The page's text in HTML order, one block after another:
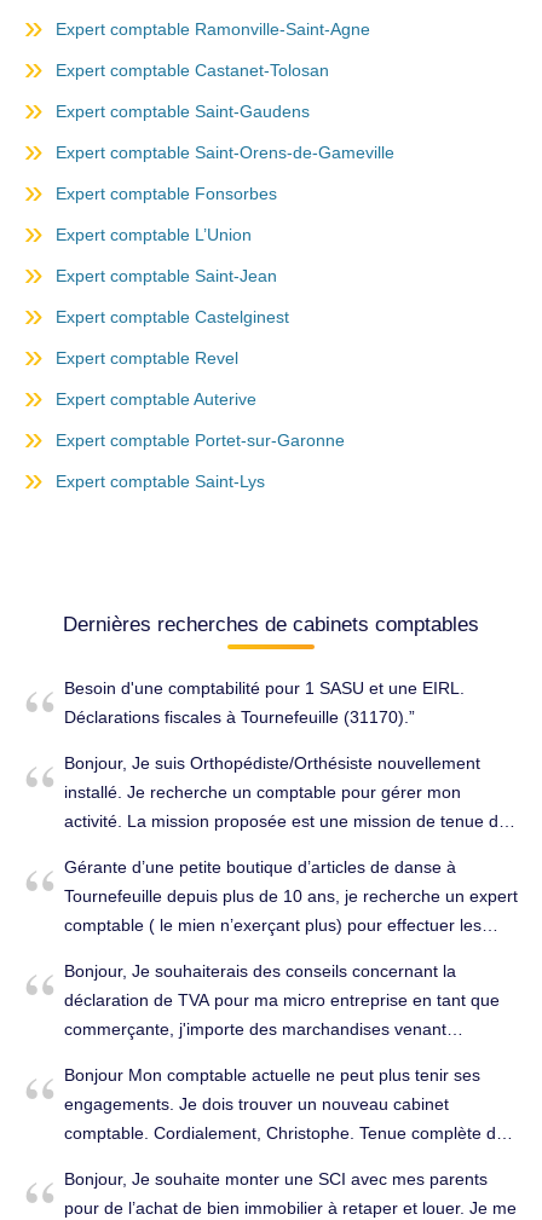
Expert comptable Ramonville-Saint-Agne
Expert comptable Castanet-Tolosan
Expert comptable Saint-Gaudens
Expert comptable Saint-Orens-de-Gameville
Expert comptable Fonsorbes
Expert comptable L’Union
Expert comptable Saint-Jean
Expert comptable Castelginest
Expert comptable Revel
Expert comptable Auterive
Expert comptable Portet-sur-Garonne
Expert comptable Saint-Lys
Dernières recherches de cabinets comptables
Besoin d'une comptabilité pour 1 SASU et une EIRL.
Déclarations fiscales à Tournefeuille (31170).
Bonjour, Je suis Orthopédiste/Orthésiste nouvellement
installé. Je recherche un comptable pour gérer mon
activité. La mission proposée est une mission de tenue de
pour l’établissement des déclarations fiscales,
d’établissement des bulletins et des déclarations sociales.
Vous assurerez le suivi juridique et particulièrement
l’établissement et le dépôt d’approbation des comptes de
l’exercice. Cordialement, Tenue complète de la
comptabilité à Tournefeuille (31170).
Gérante d’une petite boutique d’articles de danse à
Tournefeuille depuis plus de 10 ans, je recherche un expert
comptable ( le mien n’exerçant plus) pour effectuer les
vous remerciant par avance, Cordialement. Déclarations
fiscales à Tournefeuille (31170).
Bonjour, Je souhaiterais des conseils concernant la
déclaration de TVA pour ma micro entreprise en tant que
commerçante, j'importe des marchandises venant
TVA ? Comment puis-je prendre rendez-vous ?
Cordialement. Conseils (juridique, fiscal, social...) à
Tournefeuille (31170).
Bonjour Mon comptable actuelle ne peut plus tenir ses
engagements. Je dois trouver un nouveau cabinet
comptable. Cordialement, Christophe. Tenue complète de
Bonjour, Je souhaite monter une SCI avec mes parents
pour de l’achat de bien immobilier à retaper et louer. Je me